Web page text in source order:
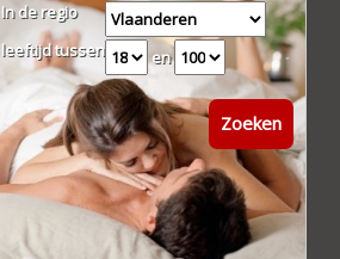
In de regio
leeftijd tussen
en
Zoeken